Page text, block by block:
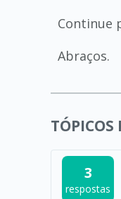
Continue
Abraços.
TÓPICOS
3
respostas